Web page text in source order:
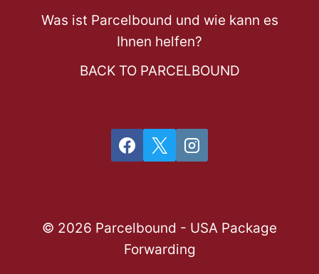
Was ist Parcelbound und wie kann es
Ihnen helfen?
BACK TO PARCELBOUND
© 2026 Parcelbound - USA Package
Forwarding